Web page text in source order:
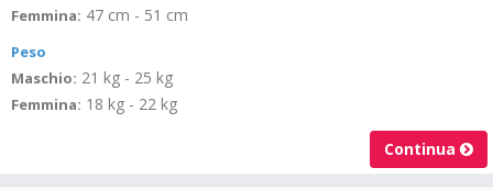
Femmina: 47 cm - 51 cm
Peso
Maschio: 21 kg - 25 kg
Femmina: 18 kg - 22 kg
Continua